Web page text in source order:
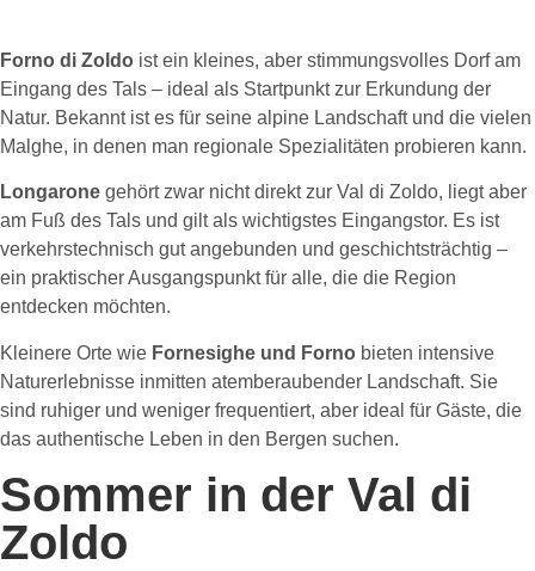
Forno di Zoldo ist ein kleines, aber stimmungsvolles Dorf am
Eingang des Tals – ideal als Startpunkt zur Erkundung der
Natur. Bekannt ist es für seine alpine Landschaft und die vielen
Malghe, in denen man regionale Spezialitäten probieren kann.
Longarone gehört zwar nicht direkt zur Val di Zoldo, liegt aber
am Fuß des Tals und gilt als wichtigstes Eingangstor. Es ist
verkehrstechnisch gut angebunden und geschichtsträchtig –
ein praktischer Ausgangspunkt für alle, die die Region
entdecken möchten.
Kleinere Orte wie Fornesighe und Forno bieten intensive
Naturerlebnisse inmitten atemberaubender Landschaft. Sie
sind ruhiger und weniger frequentiert, aber ideal für Gäste, die
das authentische Leben in den Bergen suchen.
Sommer in der Val di
Zoldo